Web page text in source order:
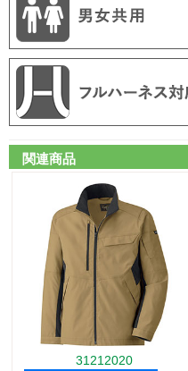
関連商品
31212020